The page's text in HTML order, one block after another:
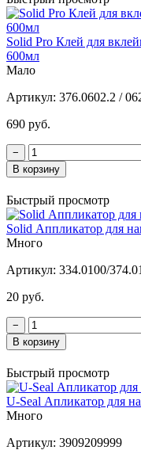
Solid Pro Клей для
600мл
Мало
Артикул: 376.0602.2 /
690 руб.
−
В корзину
Быстрый просмотр
Solid Аппликатор для
Много
Артикул: 334.0100/
20 руб.
−
В корзину
Быстрый просмотр
U-Seal Апликатор для
Много
Артикул: 3909209999